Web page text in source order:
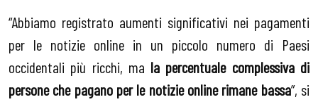
“Abbiamo registrato aumenti significativi nei pagamenti
per le notizie online in un piccolo numero di Paesi
occidentali più ricchi, ma la percentuale complessiva di
persone che pagano per le notizie online rimane bassa”, si